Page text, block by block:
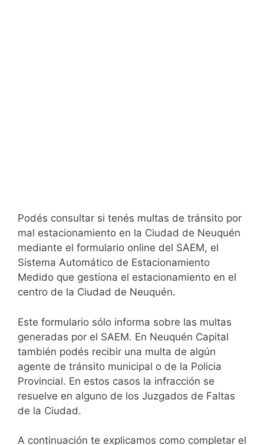
Podés consultar si tenés multas de tránsito por
mal estacionamiento en la Ciudad de Neuquén
mediante el formulario online del SAEM, el
Sistema Automático de Estacionamiento
Medido que gestiona el estacionamiento en el
centro de la Ciudad de Neuquén.
Este formulario sólo informa sobre las multas
generadas por el SAEM. En Neuquén Capital
también podés recibir una multa de algún
agente de tránsito municipal o de la Policia
Provincial. En estos casos la infracción se
resuelve en alguno de los Juzgados de Faltas
de la Ciudad.
A continuación te explicamos como completar el